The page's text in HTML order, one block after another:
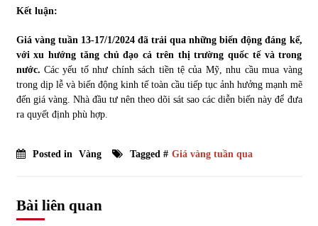
Kết luận:
Giá vàng tuần 13-17/1/2024 đã trải qua những biến động đáng kể,
với xu hướng tăng chủ đạo cả trên thị trường quốc tế và trong
nước. Các yếu tố như chính sách tiền tệ của Mỹ, nhu cầu mua vàng
trong dịp lễ và biến động kinh tế toàn cầu tiếp tục ảnh hưởng mạnh mẽ
đến giá vàng. Nhà đầu tư nên theo dõi sát sao các diễn biến này để đưa
ra quyết định phù hợp.
Posted in Vàng Tagged # Giá vàng tuần qua
Bài liên quan